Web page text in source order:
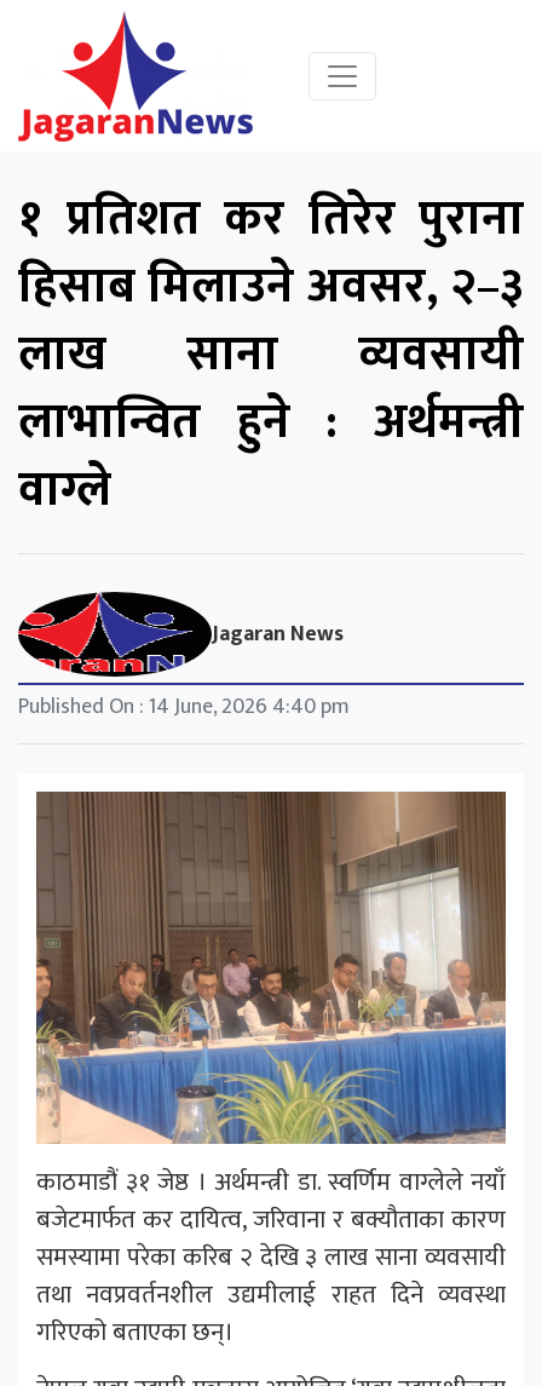
१ प्रतिशत कर तिरेर पुराना
हिसाब मिलाउने अवसर, २–३
लाख साना व्यवसायी
लाभान्वित हुने : अर्थमन्त्री
वाग्ले
Jagaran News
Published On : 14 June, 2026 4:40 pm
काठमाडौं ३१ जेष्ठ । अर्थमन्त्री डा. स्वर्णिम वाग्लेले नयाँ
बजेटमार्फत कर दायित्व, जरिवाना र बक्यौताका कारण
समस्यामा परेका करिब २ देखि ३ लाख साना व्यवसायी
तथा नवप्रवर्तनशील उद्यमीलाई राहत दिने व्यवस्था
गरिएको बताएका छन्।